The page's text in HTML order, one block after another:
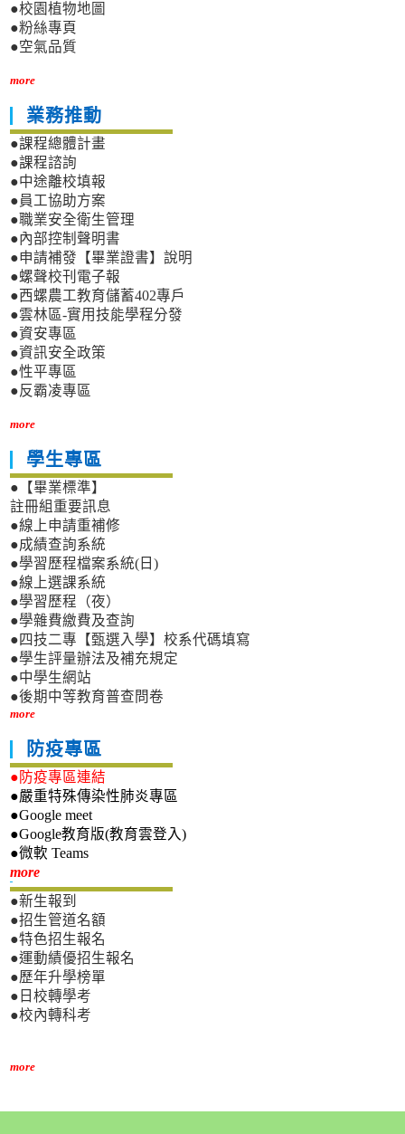
●校園植物地圖
●粉絲專頁
●空氣品質
more
業務推動
●課程總體計畫
●課程諮詢
●中途離校填報
●員工協助方案
●職業安全衛生管理
●內部控制聲明書
●申請補發【畢業證書】說明
●螺聲校刊電子報
●西螺農工教育儲蓄402專戶
●雲林區-實用技能學程分發
●資安專區
●資訊安全政策
●性平專區
●反霸凌專區
more
學生專區
●【畢業標準】
註冊組重要訊息
●線上申請重補修
●成績查詢系統
●學習歷程檔案系統(日)
●線上選課系統
●學習歷程（夜）
●學雜費繳費及查詢
●四技二專【甄選入學】校系代碼填寫
●學生評量辦法及補充規定
●中學生網站
●後期中等教育普查問卷
more
防疫專區
●防疫專區連結
●嚴重特殊傳染性肺炎專區
●Google meet
●Google教育版(教育雲登入)
●微軟 Teams
more新生專區
●新生報到
●招生管道名額
●特色招生報名
●運動績優招生報名
●歷年升學榜單
●日校轉學考
●校內轉科考
more